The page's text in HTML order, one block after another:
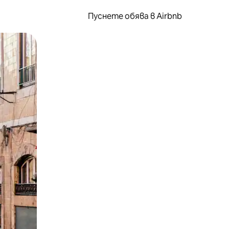
Пуснете обява в Airbnb
или плъзгане.